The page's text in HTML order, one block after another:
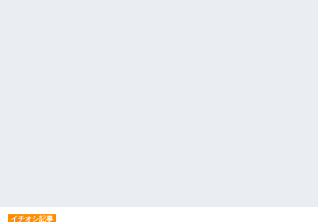
のお茶？」彼「ちっ！」私「」